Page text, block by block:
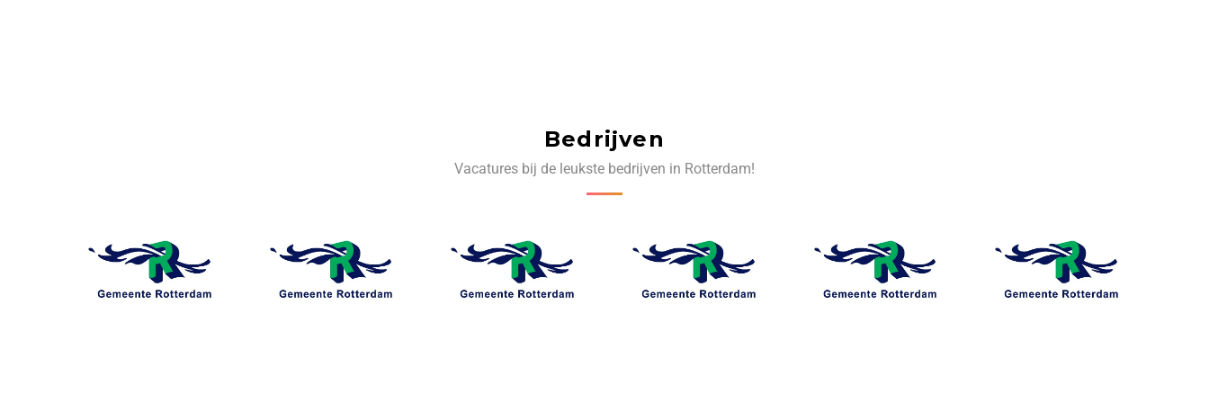
Bedrijven
Vacatures bij de leukste bedrijven in Rotterdam!